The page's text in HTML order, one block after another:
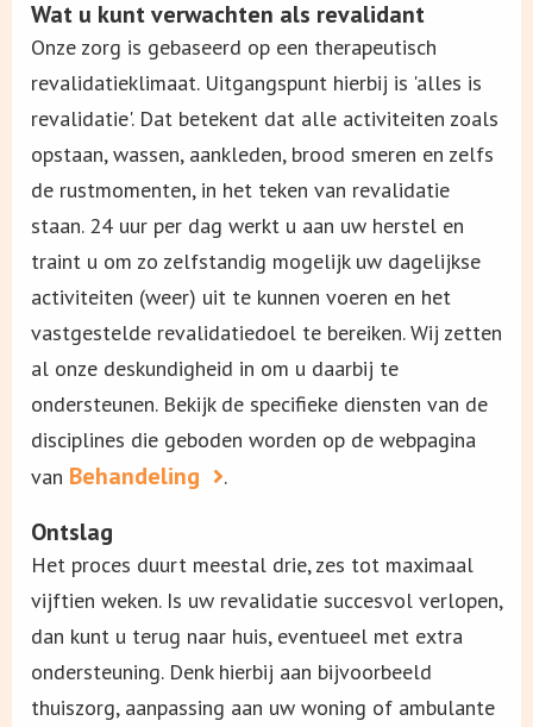
Wat u kunt verwachten als revalidant
Onze zorg is gebaseerd op een therapeutisch
revalidatieklimaat. Uitgangspunt hierbij is 'alles is
revalidatie'. Dat betekent dat alle activiteiten zoals
opstaan, wassen, aankleden, brood smeren en zelfs
de rustmomenten, in het teken van revalidatie
staan. 24 uur per dag werkt u aan uw herstel en
traint u om zo zelfstandig mogelijk uw dagelijkse
activiteiten (weer) uit te kunnen voeren en het
vastgestelde revalidatiedoel te bereiken. Wij zetten
al onze deskundigheid in om u daarbij te
ondersteunen. Bekijk de specifieke diensten van de
disciplines die geboden worden op de webpagina
van Behandeling .
Ontslag
Het proces duurt meestal drie, zes tot maximaal
vijftien weken. Is uw revalidatie succesvol verlopen,
dan kunt u terug naar huis, eventueel met extra
ondersteuning. Denk hierbij aan bijvoorbeeld
thuiszorg, aanpassing aan uw woning of ambulante